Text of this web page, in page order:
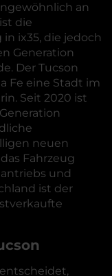
an
die
ix35, die jedoch
Generation
Der Tucson
Fe eine Stadt im
Seit 2020 ist
neuen
Fahrzeug
und
ist der